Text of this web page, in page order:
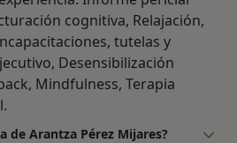
cognitiva, Relajación,
tutelas y
Desensibilización
Mindfulness, Terapia
de Arantza Pérez Mijares?